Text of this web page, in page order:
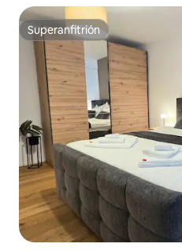
Superanfitrión
Superanfitrión